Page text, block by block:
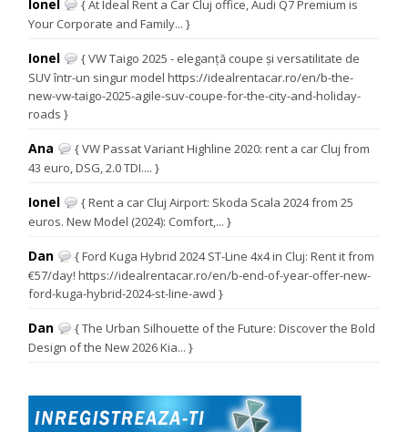
Ionel
{ At Ideal Rent a Car Cluj office, Audi Q7 Premium is
Your Corporate and Family... }
Ionel
{ VW Taigo 2025 - eleganță coupe și versatilitate de
SUV într-un singur model https://idealrentacar.ro/en/b-the-
new-vw-taigo-2025-agile-suv-coupe-for-the-city-and-holiday-
roads }
Ana
{ VW Passat Variant Highline 2020: rent a car Cluj from
43 euro, DSG, 2.0 TDI.... }
Ionel
{ Rent a car Cluj Airport: Skoda Scala 2024 from 25
euros. New Model (2024): Comfort,... }
Dan
{ Ford Kuga Hybrid 2024 ST-Line 4x4 in Cluj: Rent it from
€57/day! https://idealrentacar.ro/en/b-end-of-year-offer-new-
ford-kuga-hybrid-2024-st-line-awd }
Dan
{ The Urban Silhouette of the Future: Discover the Bold
Design of the New 2026 Kia... }